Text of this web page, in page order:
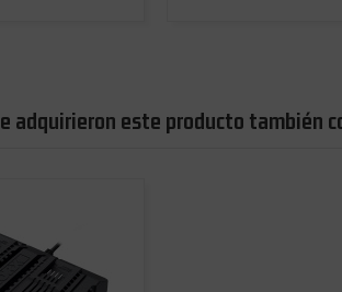
adquirieron este producto también